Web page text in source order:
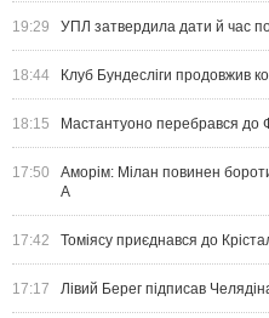
19:29 УПЛ затвердила дати й час
18:44 Клуб Бундесліги продовжив
18:15 Мастантуоно перебрався до
17:50
Аморім: Мілан повинен
А
17:42 Томіясу приєднався до
17:17 Лівий Берег підписав